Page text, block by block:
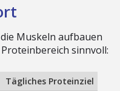
Muskeln aufbauen
sinnvoll:
Tägliches Proteinziel